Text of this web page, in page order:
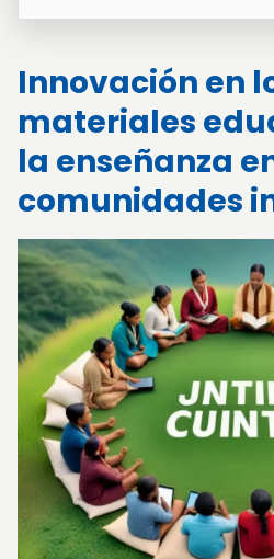
Innovación en
materiales
la enseñanza
comunidades